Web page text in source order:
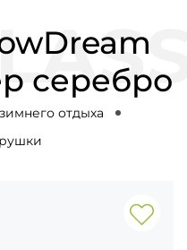
серебро
отдыха